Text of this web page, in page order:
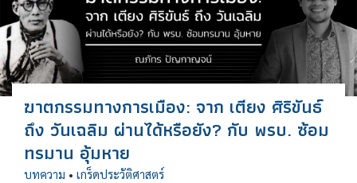
ฆาตกรรมทางการเมือง: จาก เตียง ศิริขันธ์
ถึง วันเฉลิม ผ่านได้หรือยัง? กับ พรบ. ซ้อม
ทรมาน อุ้มหาย
บทความ • เกร็ดประวัติศาสตร์